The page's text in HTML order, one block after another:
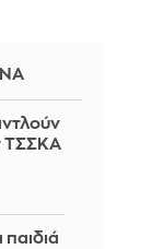
ΤΣΣΚΑ